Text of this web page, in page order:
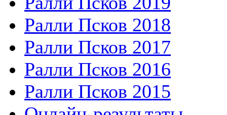
Ралли Псков 2018
Ралли Псков 2017
Ралли Псков 2016
Ралли Псков 2015